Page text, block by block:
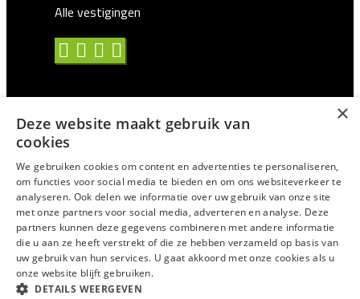
Alle vestigingen
Algemene voorwaarden
Privacy statement
Antidiscriminatie
Certificering en CAO
Voor Uitzendprofessionals
Suggesties/Meldingen
×
Deze website maakt gebruik van
cookies
We gebruiken cookies om content en advertenties te personaliseren,
om functies voor social media te bieden en om ons websiteverkeer te
analyseren. Ook delen we informatie over uw gebruik van onze site
met onze partners voor social media, adverteren en analyse. Deze
partners kunnen deze gegevens combineren met andere informatie
die u aan ze heeft verstrekt of die ze hebben verzameld op basis van
uw gebruik van hun services. U gaat akkoord met onze cookies als u
onze website blijft gebruiken.
DETAILS WEERGEVEN